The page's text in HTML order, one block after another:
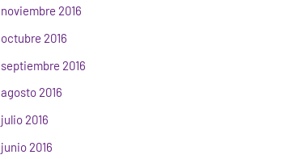
noviembre 2016
octubre 2016
septiembre 2016
agosto 2016
julio 2016
junio 2016